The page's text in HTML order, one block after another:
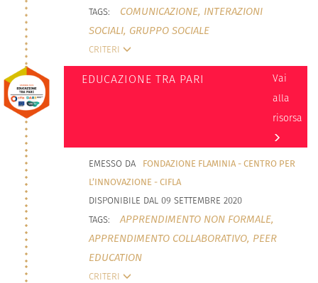
TAGS:
COMUNICAZIONE, INTERAZIONI
SOCIALI, GRUPPO SOCIALE
CRITERI
EDUCAZIONE TRA PARI
Vai
alla
risorsa
EMESSO DA
FONDAZIONE FLAMINIA - CENTRO PER
L’INNOVAZIONE - CIFLA
DISPONIBILE DAL 09 SETTEMBRE 2020
TAGS:
APPRENDIMENTO NON FORMALE,
APPRENDIMENTO COLLABORATIVO, PEER
EDUCATION
CRITERI